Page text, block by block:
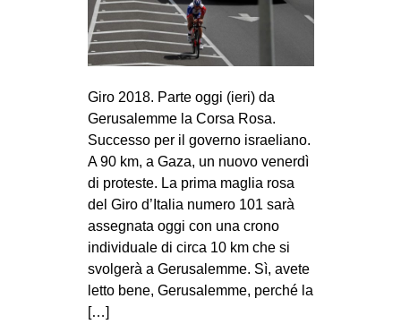
STUDENTI TSUNAMI
ZAM
MOBILITAZIONI
SPAZI
SPORT POPOLARE
MOVIMENTI
AMBIENTE
ANTIFASCISMO
DIRITTO ALL’ABITARE
Giro 2018. Parte oggi (ieri) da
Gerusalemme la Corsa Rosa.
Successo per il governo israeliano.
A 90 km, a Gaza, un nuovo venerdì
di proteste. La prima maglia rosa
del Giro d’Italia numero 101 sarà
assegnata oggi con una ‎crono
individuale di circa 10 km che si
svolgerà a Gerusalemme. Sì, avete
letto ‎bene, Gerusalemme, perché la
[…]